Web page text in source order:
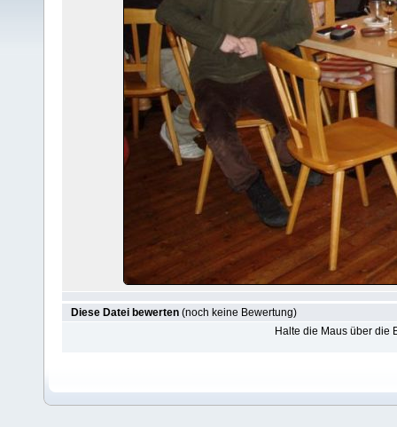
Diese Datei bewerten (noch keine Bewertung)
Halte die Maus über die